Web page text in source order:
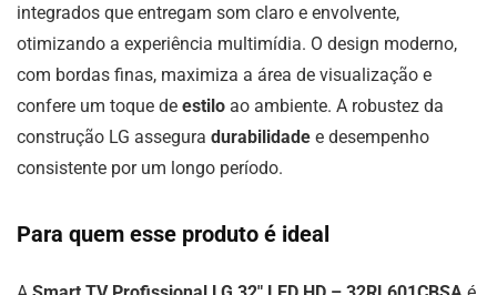
integrados que entregam som claro e envolvente,
otimizando a experiência multimídia. O design moderno,
com bordas finas, maximiza a área de visualização e
confere um toque de estilo ao ambiente. A robustez da
construção LG assegura durabilidade e desempenho
consistente por um longo período.
Para quem esse produto é ideal